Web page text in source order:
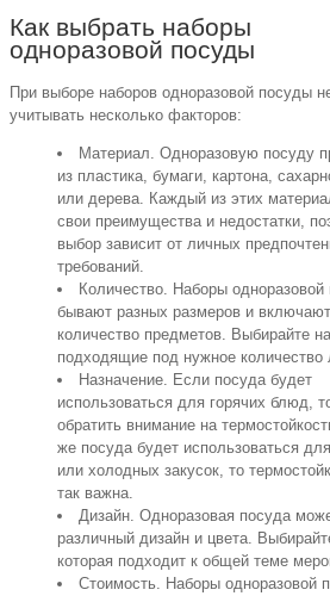
Как выбрать наборы
одноразовой посуды
При выборе наборов одноразовой посуды
учитывать несколько факторов:
Материал. Одноразовую посуду
из пластика, бумаги, картона,
или дерева. Каждый из этих
свои преимущества и недостатки,
выбор зависит от личных
требований.
Количество. Наборы
бывают разных размеров и
количество предметов. Выбирайте
подходящие под нужное количество
Назначение. Если посуда будет
использоваться для горячих блюд,
обратить внимание на
же посуда будет использоваться
или холодных закусок, то
так важна.
Дизайн. Одноразовая посуда
различный дизайн и цвета.
которая подходит к общей теме
Стоимость. Наборы одноразовой